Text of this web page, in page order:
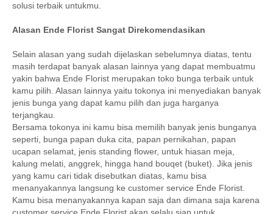
solusi terbaik untukmu.
Alasan Ende Florist Sangat Direkomendasikan
Selain alasan yang sudah dijelaskan sebelumnya diatas, tentu
masih terdapat banyak alasan lainnya yang dapat membuatmu
yakin bahwa Ende Florist merupakan toko bunga terbaik untuk
kamu pilih. Alasan lainnya yaitu tokonya ini menyediakan banyak
jenis bunga yang dapat kamu pilih dan juga harganya
terjangkau.
Bersama tokonya ini kamu bisa memilih banyak jenis bunganya
seperti, bunga papan duka cita, papan pernikahan, papan
ucapan selamat, jenis standing flower, untuk hiasan meja,
kalung melati, anggrek, hingga hand bouqet (buket). Jika jenis
yang kamu cari tidak disebutkan diatas, kamu bisa
menanyakannya langsung ke customer service Ende Florist.
Kamu bisa menanyakannya kapan saja dan dimana saja karena